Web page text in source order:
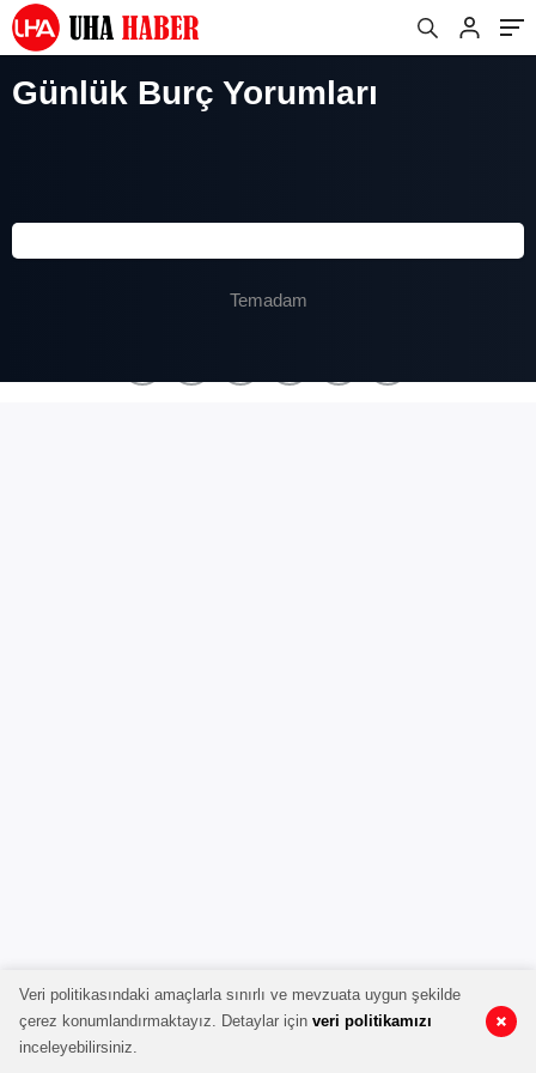
Günlük Burç Yorumları
Temadam
Veri politikasındaki amaçlarla sınırlı ve mevzuata uygun şekilde
çerez konumlandırmaktayız. Detaylar için veri politikamızı
inceleyebilirsiniz.